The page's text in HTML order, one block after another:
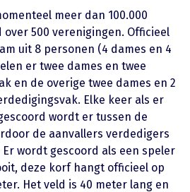
meer dan 100.000
500 verenigingen. Officieel
uit 8 personen (4 dames en 4
er twee dames en twee
en de overige twee dames en 2
Elke keer als er
wordt er tussen de
de aanvallers verdedigers
wordt gescoord als een speler
deze korf hangt officieel op
Het veld is 40 meter lang en